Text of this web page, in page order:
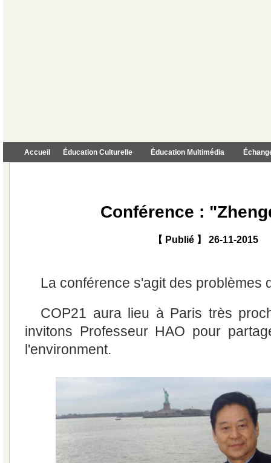
Accueil Éducation Culturelle Éducation Multimédia
Conférence :
【 Publié 】 26-11-2015
La conférence s'agit des problèmes
COP21 aura lieu à Paris très
invitons Professeur HAO pour
l'environment.